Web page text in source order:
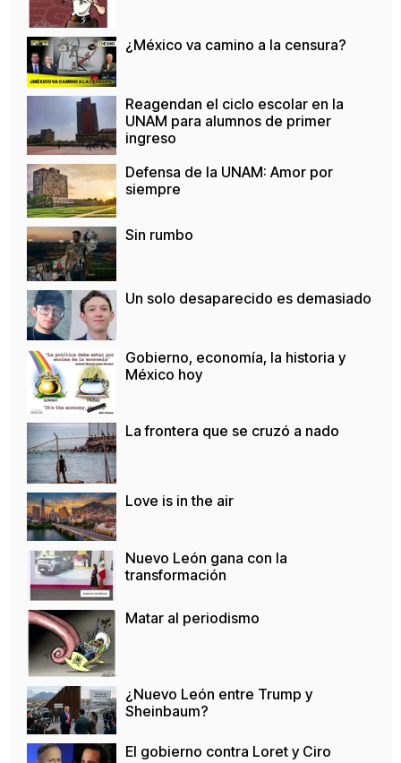
¿México va camino a la censura?
Reagendan el ciclo escolar en la
UNAM para alumnos de primer
ingreso
Defensa de la UNAM: Amor por
siempre
Sin rumbo
Un solo desaparecido es demasiado
Gobierno, economía, la historia y
México hoy
La frontera que se cruzó a nado
Love is in the air
Nuevo León gana con la
transformación
Matar al periodismo
¿Nuevo León entre Trump y
Sheinbaum?
El gobierno contra Loret y Ciro